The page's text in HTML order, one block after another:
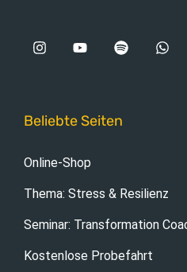
Beliebte Seiten
Online-Shop
Thema: Stress & Resilienz
Seminar: Transformation
Kostenlose Probefahrt